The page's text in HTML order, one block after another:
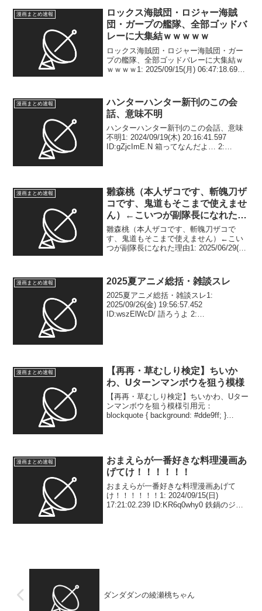
漫画まとめ速報
ロックス海賊団・ロジャー海賊
団・ガープの艦隊、全部ゴッドバ
レーに大集結ｗｗｗｗｗ
ロックス海賊団・ロジャー海賊団・ガー
プの艦隊、全部ゴッドバレーに大集結ｗ
ｗｗｗｗ1: 2025/09/15(月) 06:47:18.697
漫画まとめ速報
ハンターハンター新刊のこの会
話、意味不明
ハンターハンター新刊のこの会話、意味
不明1: 2024/09/19(木) 20:16:41.597
ID:gZjcImE.N 箱ってなんだよ… 2:
漫画まとめ速報
雛森桃（本人ザコです、斬魄刀ザ
コです、鬼道もそこまで使えませ
ん）←こいつが副隊長になれた理
由
雛森桃（本人ザコです、斬魄刀ザコで
す、鬼道もそこまで使えません）←こい
つが副隊長になれた理由1: 2025/06/29(日)
漫画まとめ速報 2025夏アニメ総括・雑談スレ
2025夏アニメ総括・雑談スレ1:
2025/09/26(金) 19:56:57.452
ID:wszElWcD/ 語ろうよ 2:
漫画まとめ速報
【再再・草むしり検定】ちいか
わ、Uターンマンボウを狙う模様
【再再・草むしり検定】ちいかわ、Uター
ンマンボウを狙う模様引用元：
blockquote { background: #dde9ff; }
漫画まとめ速報
おまえらが一番好きな料理漫画あ
げてけ！！！！！！
おまえらが一番好きな料理漫画あげて
け！！！！！！1: 2024/09/15(日)
17:21:02.239 ID:KR6q0why0 鉄鍋のジャ
ダンダダンの綾瀬桃ちゃん